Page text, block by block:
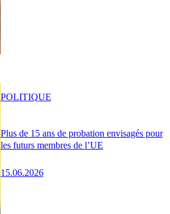
Plus de 15 ans de probation envisagés pour
les futurs membres de l’UE
15.06.2026
POLITIQUE